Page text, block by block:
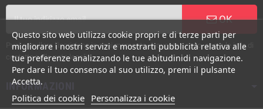
OK
Puoi annullare l'iscrizione in ogni momento. A questo scopo, cerca le info di
contatto nelle note legali.
INFORMAZIONI
Questo sito web utilizza cookie propri e di terze parti per
migliorare i nostri servizi e mostrarti pubblicità relativa alle
tue preferenze analizzando le tue abitudinidi navigazione.
Per dare il tuo consenso al suo utilizzo, premi il pulsante
Accetta.
Politica dei cookie Personalizza i cookie